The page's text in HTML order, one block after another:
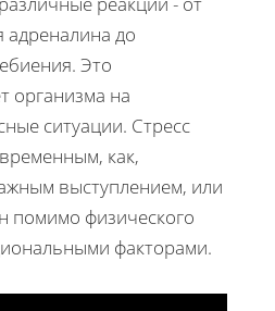
до
Это
организма на
ситуации. Стресс
как,
выступлением, или
помимо физического
факторами.